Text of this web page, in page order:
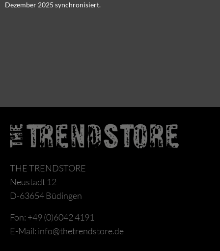
Dezember 2025 synchronisiert.
THE TRENDSTORE
Neustadt 12
D-63654 Büdingen
Fon: +49 (0)6042 4191
E-Mail: info@thetrendstore.de